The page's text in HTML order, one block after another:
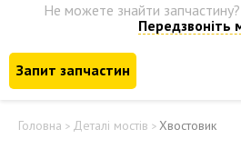
Не можете знайти запчастину?
Передзвоніть
Запит запчастин
Головна > Деталі мостів > Хвостовик